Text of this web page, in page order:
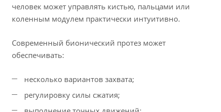
человек может управлять кистью, пальцами или
коленным модулем практически интуитивно.
Современный бионический протез может
обеспечивать:
несколько вариантов захвата;
регулировку силы сжатия;